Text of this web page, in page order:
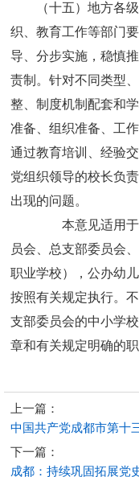
（十五）地方各
织、教育工作等部门
导、分步实施，稳慎
责制。针对不同类型
整、制度机制配套和
准备、组织准备、工
通过教育培训、经验
党组织领导的校长负
出现的问题。
本意见适用于
员会、总支部委员会
职业学校），公办幼
按照有关规定执行。
支部委员会的中小学
章和有关规定明确的职
上一篇：
中国共产党成都市第十
下一篇：
成都：持续巩固拓展党